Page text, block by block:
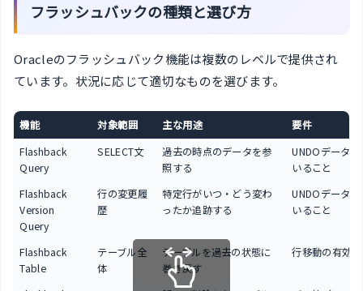
フラッシュバックの種類と選び方
Oracleのフラッシュバック機能は複数のレベルで提供され
ています。状況に応じて適切なものを選びます。
機能 対象範囲 主な用途
要件
Flashback
Query
SELECT文
過去の時点のデータを参
照する
UNDOデータが
いること
Flashback
Version
Query
行の変更履
歴
特定行がいつ・どう変わ
ったか追跡する
UNDOデータが
いること
Flashback
Table
テーブル全
体
テーブルを過去の状態に
巻き戻す
行移動の有効